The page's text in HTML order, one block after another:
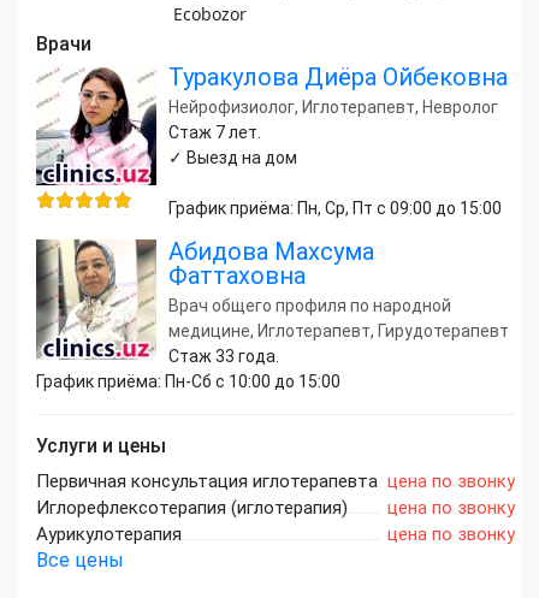
Ecobozor
Врачи
Туракулова Диёра Ойбековна
Нейрофизиолог, Иглотерапевт, Невролог
Стаж 7 лет.
✓ Выезд на дом
График приёма: Пн, Ср, Пт с 09:00 до 15:00
Абидова Махсума
Фаттаховна
Врач общего профиля по народной
медицине, Иглотерапевт, Гирудотерапевт
Стаж 33 года.
График приёма: Пн-Сб с 10:00 до 15:00
Услуги и цены
Первичная консультация иглотерапевта цена по звонку
Иглорефлексотерапия (иглотерапия)
цена по звонку
Аурикулотерапия
цена по звонку
Все цены